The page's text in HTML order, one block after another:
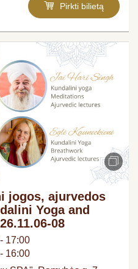
Pirkti bilietą
jogos, ajurvedos
Yoga and
08
- 17:00
- 16:00